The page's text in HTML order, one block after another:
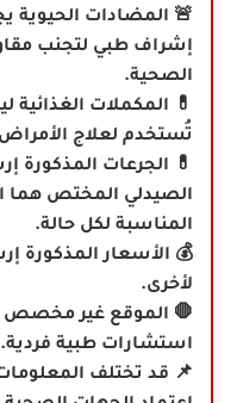
🚨 المضادات
إشراف طبي لتجنب
الصحية.
💊 المكملات الغذائية
تُستخدم لعلاج
💊 الجرعات المذكورة
الصيدلي المختص هما
المناسبة لكل حالة.
💰 الأسعار المذكورة
لأخرى.
🛑 الموقع غير مخصص
استشارات طبية فردية.
📌 قد تختلف